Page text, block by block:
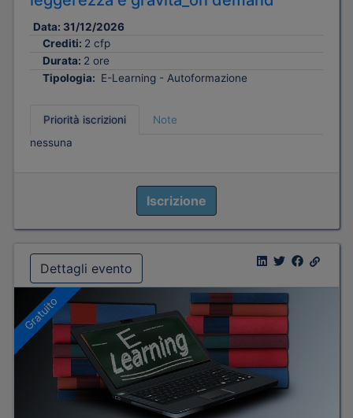
Data: 31/12/2026
Crediti: 2 cfp
Durata: 2 ore
Tipologia: E-Learning - Autoformazione
Priorità iscrizioni
Note
nessuna
Iscrizione
Dettagli evento
Gratuito